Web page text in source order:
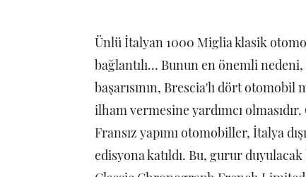
Ünlü İtalyan 1000 Miglia klasik
bağlantılı... Bunun en önemli
başarısının, Brescia'lı dört otomobil
ilham vermesine yardımcı
Fransız yapımı otomobiller, İtalya
edisyona katıldı. Bu, gurur